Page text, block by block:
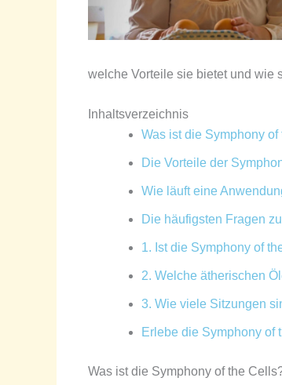
welche Vorteile sie bietet und wie
Inhaltsverzeichnis
Was ist die Symphony
Die Vorteile der
Wie läuft eine
Die häufigsten Fragen
1. Ist die Symphony of
2. Welche ätherischen
3. Wie viele Sitzungen
Erlebe die Symphony of
Was ist die Symphony of the